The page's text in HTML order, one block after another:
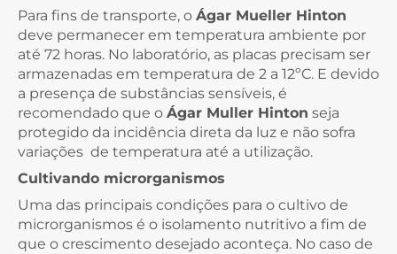
Para fins de transporte, o Ágar Mueller Hinton
deve permanecer em temperatura ambiente por
até 72 horas. No laboratório, as placas precisam ser
armazenadas em temperatura de 2 a 12ºC. E devido
a presença de substâncias sensíveis, é
recomendado que o Ágar Muller Hinton seja
protegido da incidência direta da luz e não sofra
variações de temperatura até a utilização.
Cultivando microrganismos
Uma das principais condições para o cultivo de
microrganismos é o isolamento nutritivo a fim de
que o crescimento desejado aconteça. No caso de